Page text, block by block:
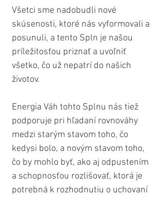
Všetci sme nadobudli nové
skúsenosti, ktoré nás vyformovali a
posunuli, a tento Spln je našou
príležitosťou priznať a uvoľniť
všetko, čo už nepatrí do našich
životov.
Energia Váh tohto Splnu nás tiež
podporuje pri hľadaní rovnováhy
medzi starým stavom toho, čo
kedysi bolo, a novým stavom toho,
čo by mohlo byť, ako aj odpustením
a schopnosťou rozlišovať, ktorá je
potrebná k rozhodnutiu o uchovaní